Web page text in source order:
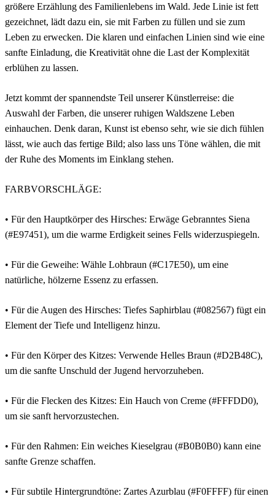
größere Erzählung des Familienlebens im Wald. Jede Linie ist fett
gezeichnet, lädt dazu ein, sie mit Farben zu füllen und sie zum
Leben zu erwecken. Die klaren und einfachen Linien sind wie eine
sanfte Einladung, die Kreativität ohne die Last der Komplexität
erblühen zu lassen.
Jetzt kommt der spannendste Teil unserer Künstlerreise: die
Auswahl der Farben, die unserer ruhigen Waldszene Leben
einhauchen. Denk daran, Kunst ist ebenso sehr, wie sie dich fühlen
lässt, wie auch das fertige Bild; also lass uns Töne wählen, die mit
der Ruhe des Moments im Einklang stehen.
FARBVORSCHLÄGE:
• Für den Hauptkörper des Hirsches: Erwäge Gebranntes Siena
(#E97451), um die warme Erdigkeit seines Fells widerzuspiegeln.
• Für die Geweihe: Wähle Lohbraun (#C17E50), um eine
natürliche, hölzerne Essenz zu erfassen.
• Für die Augen des Hirsches: Tiefes Saphirblau (#082567) fügt ein
Element der Tiefe und Intelligenz hinzu.
• Für den Körper des Kitzes: Verwende Helles Braun (#D2B48C),
um die sanfte Unschuld der Jugend hervorzuheben.
• Für die Flecken des Kitzes: Ein Hauch von Creme (#FFFDD0),
um sie sanft hervorzustechen.
• Für den Rahmen: Ein weiches Kieselgrau (#B0B0B0) kann eine
sanfte Grenze schaffen.
• Für subtile Hintergrundtöne: Zartes Azurblau (#F0FFFF) für einen